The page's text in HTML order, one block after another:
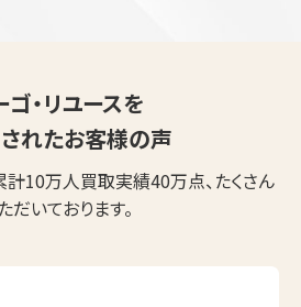
ゴ・リユースを
れたお客様の声
計10万人買取実績40万点、たくさん
いております。